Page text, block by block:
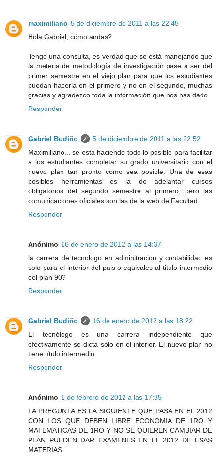
maximiliano 5 de diciembre de 2011 a las 22:45
Hola Gabriel, cómo andas?
Tengo una consulta, es verdad que se está manejando que
la meteria de metodología de investigación pase a ser del
primer semestre en el viejo plan para que los estudiantes
puedan hacerla en el primero y no en el segundo, muchas
gracias y agradezco toda la información que nos has dado.
Responder
Gabriel Budiño
5 de diciembre de 2011 a las 22:52
Maximiliano... se está haciendo todo lo posible para facilitar
a los estudiantes completar su grado universitario con el
nuevo plan tan pronto como sea posible. Una de esas
posibles herramientas es la de adelantar cursos
obligatorios del segundo semestre al primero, pero las
comunicaciones oficiales son las de la web de Facultad.
Responder
Anónimo 16 de enero de 2012 a las 14:37
la carrera de tecnologo en adminitracion y contabilidad es
solo para el interior del pais o equivales al titulo intermedio
del plan 90?
Responder
Gabriel Budiño
16 de enero de 2012 a las 18:22
El tecnólogo es una carrera independiente que
efectivamente se dicta sólo en el interior. El nuevo plan no
tiene título intermedio.
Responder
Anónimo 1 de febrero de 2012 a las 17:35
LA PREGUNTA ES LA SIGUIENTE QUE PASA EN EL 2012
CON LOS QUE DEBEN LIBRE ECONOMIA DE 1RO Y
MATEMATICAS DE 1RO Y NO SE QUIEREN CAMBIAR DE
PLAN PUEDEN DAR EXAMENES EN EL 2012 DE ESAS
MATERIAS